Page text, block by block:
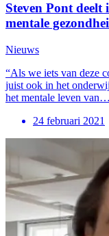
Steven Pont
mentale
Nieuws
“Als we iets van deze
juist ook in het
het mentale leven van…
24 februari 2021